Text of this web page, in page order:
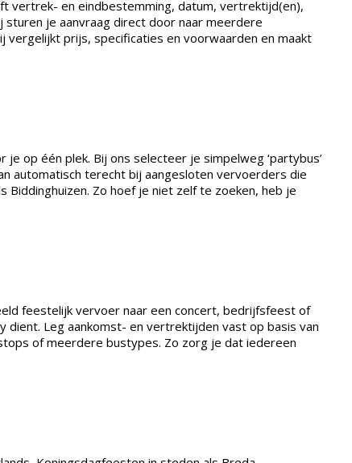
vertrek- en eindbestemming, datum, vertrektijd(en),
je aanvraag direct door naar meerdere
vergelijkt prijs, specificaties en voorwaarden en maakt
op één plek. Bij ons selecteer je simpelweg ‘partybus’
automatisch terecht bij aangesloten vervoerders die
Zo hoef je niet zelf te zoeken, heb je
feestelijk vervoer naar een concert, bedrijfsfeest of
Leg aankomst- en vertrektijden vast op basis van
of meerdere bustypes. Zo zorg je dat iedereen